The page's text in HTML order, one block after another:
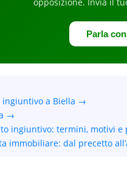
Parla
ingiuntivo a Biella →
→
ingiuntivo: termini, motivi
immobiliare: dal precetto